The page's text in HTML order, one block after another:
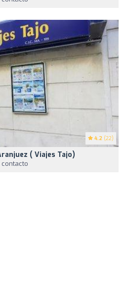
4.2 (22)
( Viajes Tajo)